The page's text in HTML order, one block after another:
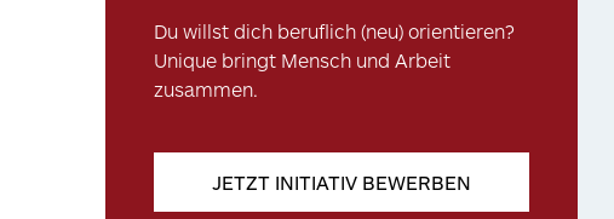
Du willst dich beruflich (neu) orientieren?
Unique bringt Mensch und Arbeit
zusammen.
JETZT INITIATIV BEWERBEN